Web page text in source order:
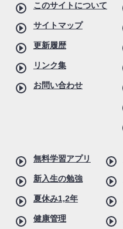
このサイトについて
サイトマップ
更新履歴
リンク集
お問い合わせ
無料学習アプリ
新入生の勉強
夏休み1,2年
健康管理